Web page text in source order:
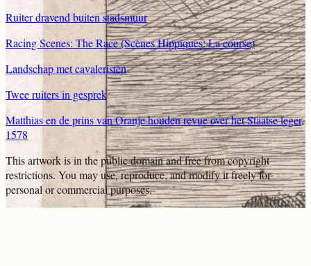
Ruiter dravend buiten stadsmuur
Racing Scenes: The Race (Scènes Hippiques: La course)
Landschap met cavaleristen
Twee ruiters in gesprek
Matthias en de prins van Oranje houden revue over het Staatse leger,
1578
This artwork is in thepublic domainand free from copyright
restrictions. You may use, reproduce, and modify it freely for
personal or commercial purposes.